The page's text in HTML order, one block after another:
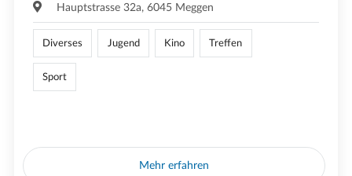
Hauptstrasse 32a, 6045 Meggen
Diverses Jugend Kino Treffen
Sport
Mehr erfahren